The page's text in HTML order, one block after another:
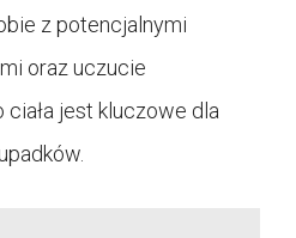
z potencjalnymi
oraz uczucie
jest kluczowe dla